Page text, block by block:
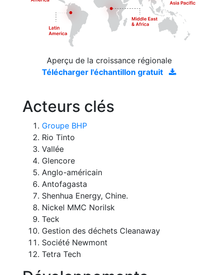
Aperçu de la croissance régionale
Télécharger l'échantillon gratuit
Acteurs clés
Groupe BHP
Rio Tinto
Vallée
Glencore
Anglo-américain
Antofagasta
Shenhua Energy, Chine.
Nickel MMC Norilsk
Teck
Gestion des déchets Cleanaway
Société Newmont
Tetra Tech